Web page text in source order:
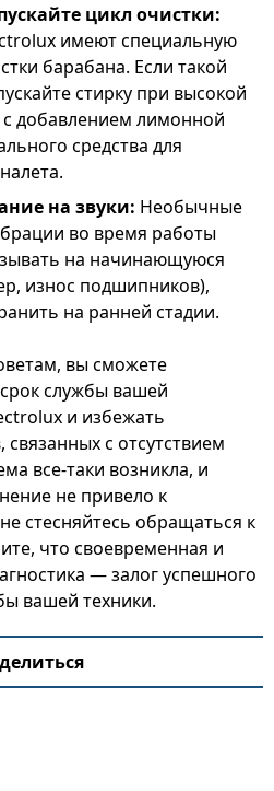
цикл очистки:
имеют специальную
барабана. Если такой
стирку при высокой
с добавлением лимонной
средства для
на звуки: Необычные
во время работы
на начинающуюся
износ подшипников),
на ранней стадии.
вы сможете
службы вашей
и избежать
с отсутствием
все-таки возникла, и
не привело к
стесняйтесь обращаться к
что своевременная и
— залог успешного
вашей техники.